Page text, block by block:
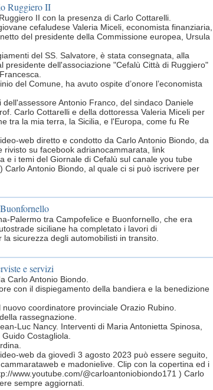
Ruggiero II
II con la presenza di Carlo Cottarelli.
cefaludese Valeria Miceli, economista finanziaria,
del presidente della Commissione europea, Ursula
del SS. Salvatore, è stata consegnata, alla
dell'associazione "Cefalù Città di Ruggiero"
del Comune, ha avuto ospite d’onore l’economista
Antonio Franco, del sindaco Daniele
Carlo Cottarelli e della dottoressa Valeria Miceli per
tra la mia terra, la Sicilia, e l'Europa, come fu Re
web diretto e condotto da Carlo Antonio Biondo, da
su facebook adrianocammarata, link
e i temi del Giornale di Cefalù sul canale you tube
Antonio Biondo, al quale ci si può iscrivere per
Palermo tra Campofelice e Buonfornello, che era
siciliane ha completato i lavori di
sicurezza degli automobilisti in transito.
e servizi
Carlo Antonio Biondo.
con il dispiegamento della bandiera e la benedizione
coordinatore provinciale Orazio Rubino.
rassegnazione.
Luc Nancy. Interventi di Maria Antonietta Spinosa,
Costagliola.
web da giovedì 3 agosto 2023 può essere seguito,
e madonielive. Clip con la copertina ed i
www.youtube.com/@carloantoniobiondo171 ) Carlo
sempre aggiornati.